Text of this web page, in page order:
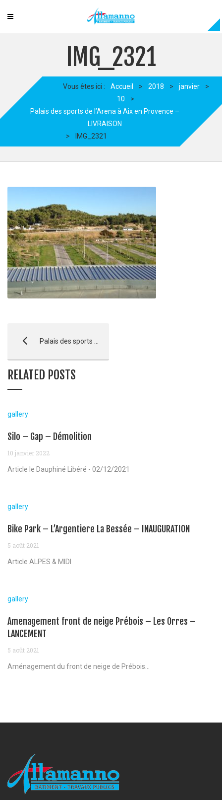
IMG_2321
Vous êtes ici : Accueil > 2018 > janvier
>
10
>
Palais des sports de l’Arena à Aix en Provence –
LIVRAISON
>
IMG_2321
Palais des sports de l’Arena à Aix en Provence – LIVRAISON
RELATED POSTS
gallery
Silo – Gap – Démolition
10 janvier 2022
Article le Dauphiné Libéré - 02/12/2021
gallery
Bike Park – L’Argentiere La Bessée – INAUGURATION
5 août 2021
Article ALPES & MIDI
gallery
Amenagement front de neige Prébois – Les Orres –
LANCEMENT
5 août 2021
Aménagement du front de neige de Prébois...